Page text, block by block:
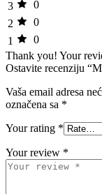
3
0
2
0
1
0
Thank you! Your
Ostavite recenziju
Vaša email adresa
označena sa *
Your rating *
Your review *